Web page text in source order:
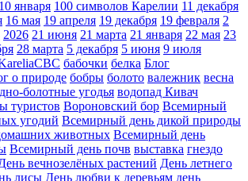
10 января 100 символов Карелии 11 декабря
16 мая 19 апреля 19 декабря 19 февраля 2
2026 21 июня 21 марта 21 января 22 мая 23
28 марта 5 декабря 5 июня 9 июля
бабочки белка Блог
о природе бобры болото валежник весна
болотные угодья водопад Кивач
туристов Вороновский бор Всемирный
угодий Всемирный день дикой природы
животных Всемирный день
Всемирный день почв выставка гнездо
вечнозелёных растений День летнего
лисы День любви к деревьям день